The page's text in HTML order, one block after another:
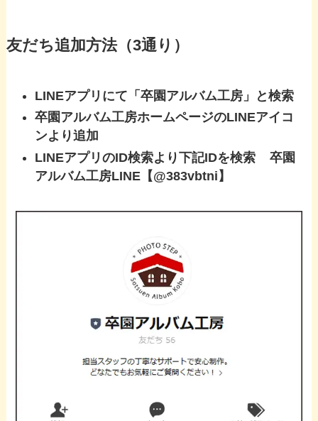
友だち追加方法（3通り）
LINEアプリにて「卒園アルバム工房」と検索
卒園アルバム工房ホームページのLINEアイコ
ンより追加
LINEアプリのID検索より下記IDを検索 卒園
アルバム工房LINE【@383vbtni】